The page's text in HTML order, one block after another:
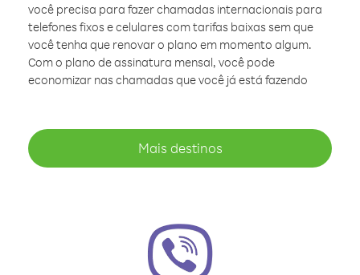
você precisa para fazer chamadas internacionais para
telefones fixos e celulares com tarifas baixas sem que
você tenha que renovar o plano em momento algum.
Com o plano de assinatura mensal, você pode
economizar nas chamadas que você já está fazendo
Mais destinos